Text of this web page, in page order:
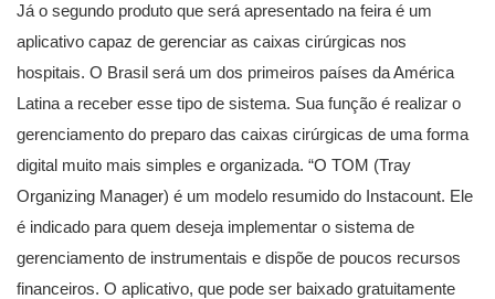
Já o segundo produto que será apresentado na feira é um
aplicativo capaz de gerenciar as caixas cirúrgicas nos
hospitais. O Brasil será um dos primeiros países da América
Latina a receber esse tipo de sistema. Sua função é realizar o
gerenciamento do preparo das caixas cirúrgicas de uma forma
digital muito mais simples e organizada. “O TOM (Tray
Organizing Manager) é um modelo resumido do Instacount. Ele
é indicado para quem deseja implementar o sistema de
gerenciamento de instrumentais e dispõe de poucos recursos
financeiros. O aplicativo, que pode ser baixado gratuitamente